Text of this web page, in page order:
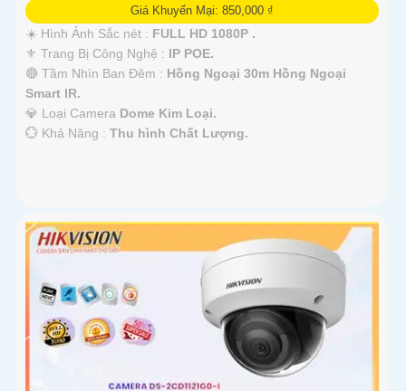
Giá Khuyến Mại: 850,000 ₫
☀️ Hình Ảnh Sắc nét : FULL HD 1080P .
⚜️ Trang Bị Công Nghệ : IP POE.
🔴 Tầm Nhìn Ban Đêm : Hồng Ngoại 30m Hồng Ngoại
Smart IR.
💎 Loại Camera Dome Kim Loại.
️💮 Khả Năng : Thu hình Chất Lượng.